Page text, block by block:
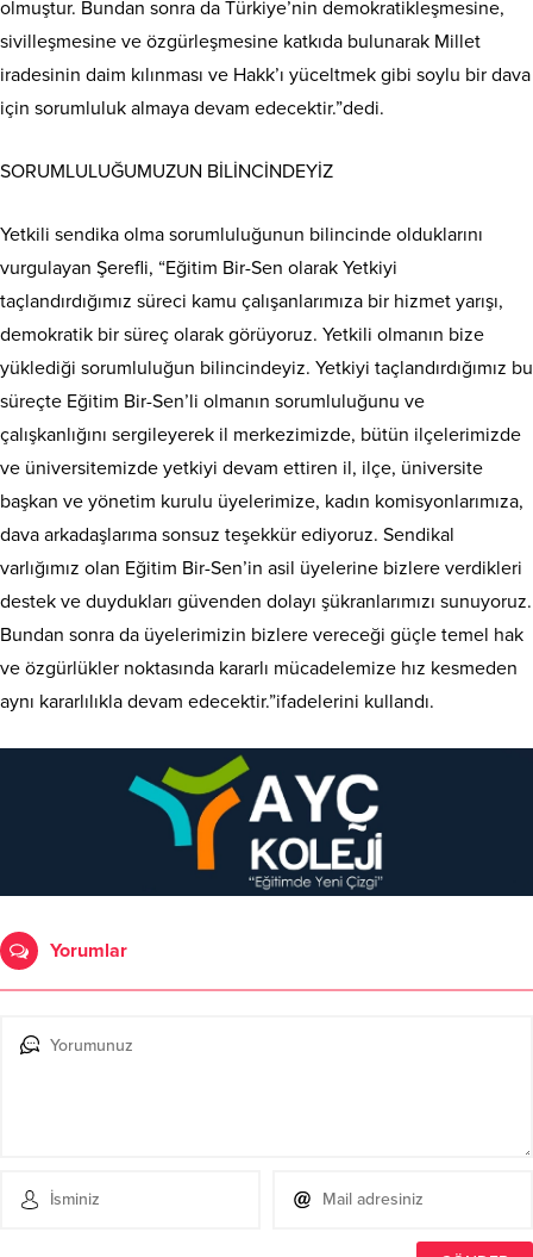
olmuştur. Bundan sonra da Türkiye’nin demokratikleşmesine,
sivilleşmesine ve özgürleşmesine katkıda bulunarak Millet
iradesinin daim kılınması ve Hakk’ı yüceltmek gibi soylu bir dava
için sorumluluk almaya devam edecektir.”dedi.
SORUMLULUĞUMUZUN BİLİNCİNDEYİZ
Yetkili sendika olma sorumluluğunun bilincinde olduklarını
vurgulayan Şerefli, “Eğitim Bir-Sen olarak Yetkiyi
taçlandırdığımız süreci kamu çalışanlarımıza bir hizmet yarışı,
demokratik bir süreç olarak görüyoruz. Yetkili olmanın bize
yüklediği sorumluluğun bilincindeyiz. Yetkiyi taçlandırdığımız bu
süreçte Eğitim Bir-Sen’li olmanın sorumluluğunu ve
çalışkanlığını sergileyerek il merkezimizde, bütün ilçelerimizde
ve üniversitemizde yetkiyi devam ettiren il, ilçe, üniversite
başkan ve yönetim kurulu üyelerimize, kadın komisyonlarımıza,
dava arkadaşlarıma sonsuz teşekkür ediyoruz. Sendikal
varlığımız olan Eğitim Bir-Sen’in asil üyelerine bizlere verdikleri
destek ve duydukları güvenden dolayı şükranlarımızı sunuyoruz.
Bundan sonra da üyelerimizin bizlere vereceği güçle temel hak
ve özgürlükler noktasında kararlı mücadelemize hız kesmeden
aynı kararlılıkla devam edecektir.”ifadelerini kullandı.
Yorumlar